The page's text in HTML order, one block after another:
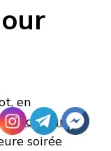
en
de paris
soirée